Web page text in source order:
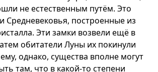
не естественным путём. Это
Средневековья, построенные из
Эти замки возвели ещё в
обитатели Луны их покинули
однако, существа вполне могут
там, что в какой-то степени